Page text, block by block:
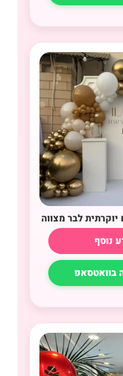
יוקרתית לבר מצווה
נוסף
בוואטסאפ